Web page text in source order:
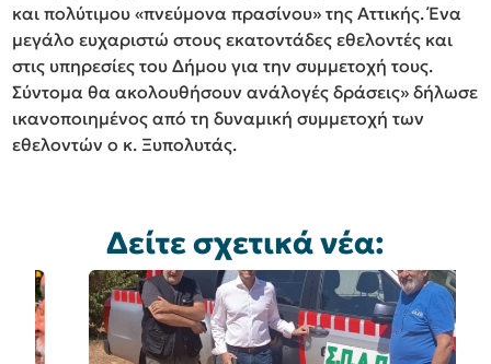
και πολύτιμου «πνεύμονα πρασίνου» της Αττικής. Ένα
μεγάλο ευχαριστώ στους εκατοντάδες εθελοντές και
στις υπηρεσίες του Δήμου για την συμμετοχή τους.
Σύντομα θα ακολουθήσουν ανάλογές δράσεις» δήλωσε
ικανοποιημένος από τη δυναμική συμμετοχή των
εθελοντών ο κ. Ξυπολυτάς.
Δείτε σχετικά νέα: